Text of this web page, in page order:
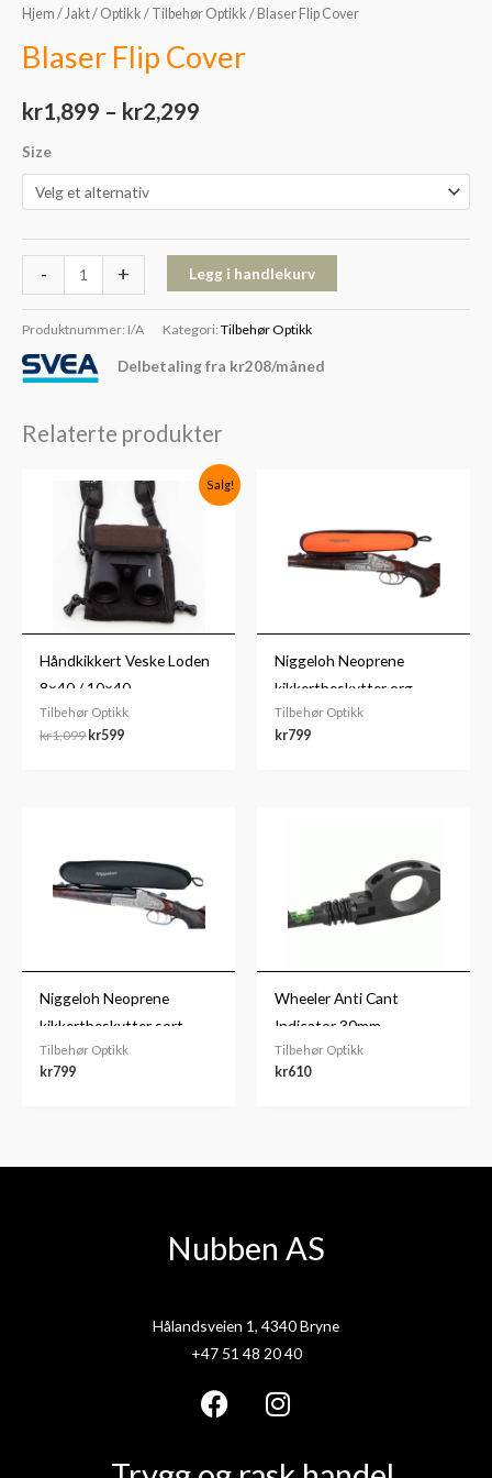
Hjem / Jakt/ Optikk / Tilbehør Optikk / Blaser Flip Cover
Blaser Flip Cover
kr1,899 – kr2,299
Size
- + Legg i handlekurv
Produktnummer: I/A Kategori: Tilbehør Optikk
Delbetaling fra kr208/måned
Relaterte produkter
Salg!
Håndkikkert Veske Loden
8×40 / 10×40
Tilbehør Optikk
kr1,099
Opprinnelig
pris
var:
kr1,099.
kr599
Nåværende
pris
er:
kr599.
Niggeloh Neoprene
kikkertbeskytter org
Tilbehør Optikk
kr799
Niggeloh Neoprene
kikkertbeskytter sort
Tilbehør Optikk
kr799
Wheeler Anti Cant
Indicator 30mm
Tilbehør Optikk
kr610
Nubben AS
Hålandsveien 1, 4340 Bryne
+47 51 48 20 40
F
I